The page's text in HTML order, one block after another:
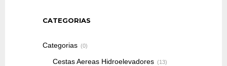
CATEGORIAS
Categorias (0)
Cestas Aereas Hidroelevadores (13)